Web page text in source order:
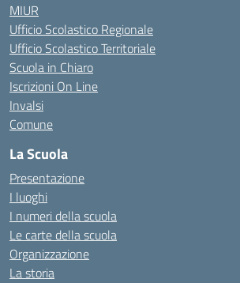
MIUR
Ufficio Scolastico Regionale
Ufficio Scolastico Territoriale
Scuola in Chiaro
Iscrizioni On Line
Invalsi
Comune
La Scuola
Presentazione
I luoghi
I numeri della scuola
Le carte della scuola
Organizzazione
La storia